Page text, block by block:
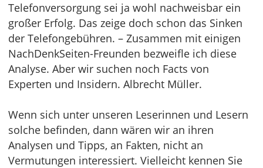
Telefonversorgung sei ja wohl nachweisbar ein
großer Erfolg. Das zeige doch schon das Sinken
der Telefongebühren. – Zusammen mit einigen
NachDenkSeiten-Freunden bezweifle ich diese
Analyse. Aber wir suchen noch Facts von
Experten und Insidern. Albrecht Müller.
Wenn sich unter unseren Leserinnen und Lesern
solche befinden, dann wären wir an ihren
Analysen und Tipps, an Fakten, nicht an
Vermutungen interessiert. Vielleicht kennen Sie